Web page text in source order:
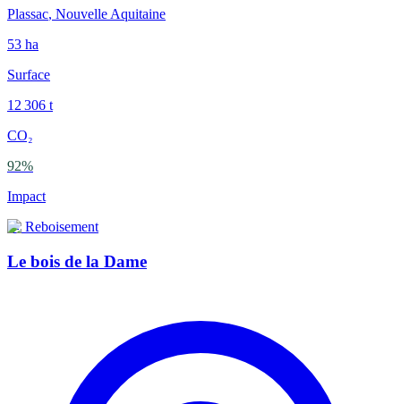
Plassac, Nouvelle Aquitaine
53 ha
Surface
12 306 t
CO₂
92%
Impact
🌲 Reboisement
Le bois de la Dame